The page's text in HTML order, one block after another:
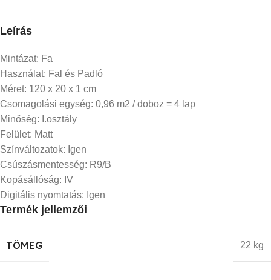
Leírás
Mintázat: Fa
Használat: Fal és Padló
Méret: 120 x 20 x 1 cm
Csomagolási egység: 0,96 m2 / doboz = 4 lap
Minőség: I.osztály
Felület: Matt
Színváltozatok: Igen
Csúszásmentesség: R9/B
Kopásállóság: IV
Digitális nyomtatás: Igen
Termék jellemzői
TÖMEG 22 kg